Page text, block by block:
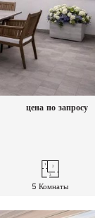
цена по запросу
5 Комнаты